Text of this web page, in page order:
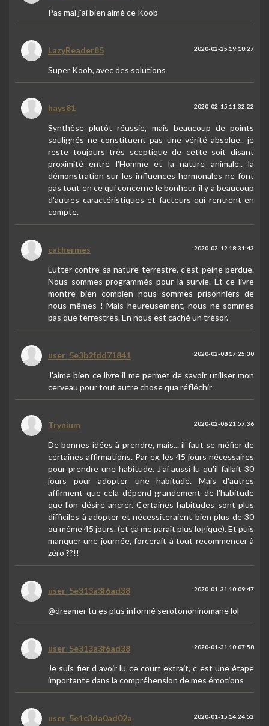
Pas mal j’ai bien aimé ce Koob
LazyReader85 2020-02-25 19:18:27
Super Koob, avec des solutions
hays81 2020-02-15 11:32:22
Synthèse plutôt réussie, mais beaucoup de points
soulignés ne constituent pas une vérité absolue.. je
reste toujours très sceptique de cette soit disant
proximité entre l'Homme et la nature animale.. la
démonstration sur les influences hormonales ne font
pas tout en ce qui concerne le bonheur, il y a beaucoup
d'autres caractéristiques et facteurs qui rentrent en
compte.
cathermes 2020-02-12 18:31:43
Lutter contre sa nature terrestre, c'est peine perdue.
Nous sommes programmés pour la survie. Et ce livre
montre bien combien nous sommes prisonniers de
nous-mêmes ! Mais heureusement, nous ne sommes
pas que terrestres. En nous est caché un trésor.
user_5e3b2fdd71841 2020-02-08 17:25:30
J'aime bien ce livre il me permet de savoir utiliser mon
cerveau pour tout autre chose qua réfléchir
Trynium 2020-02-06 21:57:36
De bonnes idées à prendre, mais... il faut se méfier de
certaines affirmations. Par ex, les 45 jours nécessaires
pour prendre une habitude. J'ai aussi lu qu'il fallait 30
jours pour adopter une habitude. Mais d'autres
affirment que cela dépend grandement de l'habitude
que l'on désire ancrer. Certaines habitudes sont plus
difficiles à adopter et nécessiteraient bien plus de 30
ou même 45 jours. (et ça me paraît plus logique). Et puis
manquer une journée, forcerait à tout recommencer à
zéro ??!!
user_5e313a3f6ad38 2020-01-31 10:09:47
@dreamer tu es plus informé serotononinomane lol
user_5e313a3f6ad38 2020-01-31 10:07:58
Je suis fier d avoir lu ce court extrait, c est une étape
importante dans la compréhension de mes émotions
user_5e1c3da0ad02a 2020-01-15 14:24:52